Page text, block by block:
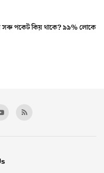
পকেট কিয় থাকে? ৯৯% লোকে